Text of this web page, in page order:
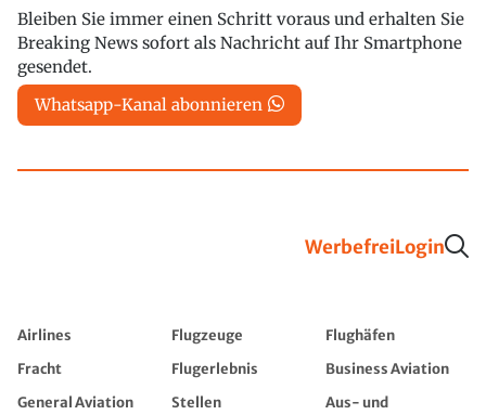
Bleiben Sie immer einen Schritt voraus und erhalten Sie
Breaking News sofort als Nachricht auf Ihr Smartphone
gesendet.
Whatsapp-Kanal abonnieren
WerbefreiLogin
Airlines Flugzeuge
Flughäfen
Fracht
Flugerlebnis
Business Aviation
General Aviation
Stellen
Aus- und